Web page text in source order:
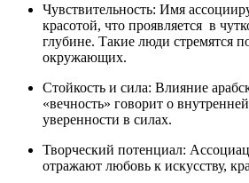
Чувствительность: Имя
красотой, что проявляется в
глубине. Такие люди стремятся
окружающих.
Стойкость и сила: Влияние
«вечность» говорит о
уверенности в силах.
Творческий потенциал:
отражают любовь к искусству,